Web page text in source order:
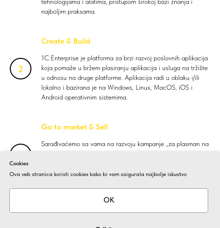
tehnologijama i alatima, pristupom širokoj bazi znanja i
najboljim praksama.
Create & Build
1C:Enterprise je platforma za brzi razvoj poslovnih aplikacija
koja pomaže u bržem plasiranju aplikacija i usluga na tržište
u odnosu na druge platforme. Aplikacija radi u oblaku i/ili
lokalno i bazirana je na Windows, Linux, MacOS, iOS i
Android operativnim sistemima.
Go to market & Sell
Sarađivaćemo sa vama na razvoju kampanje „za plasman na
učestvovati u marketinškim kampanjama, vebinarima.
Cookies
Ova veb stranica koristi cookies kako bi vam osigurala najbolje iskustvo
OK